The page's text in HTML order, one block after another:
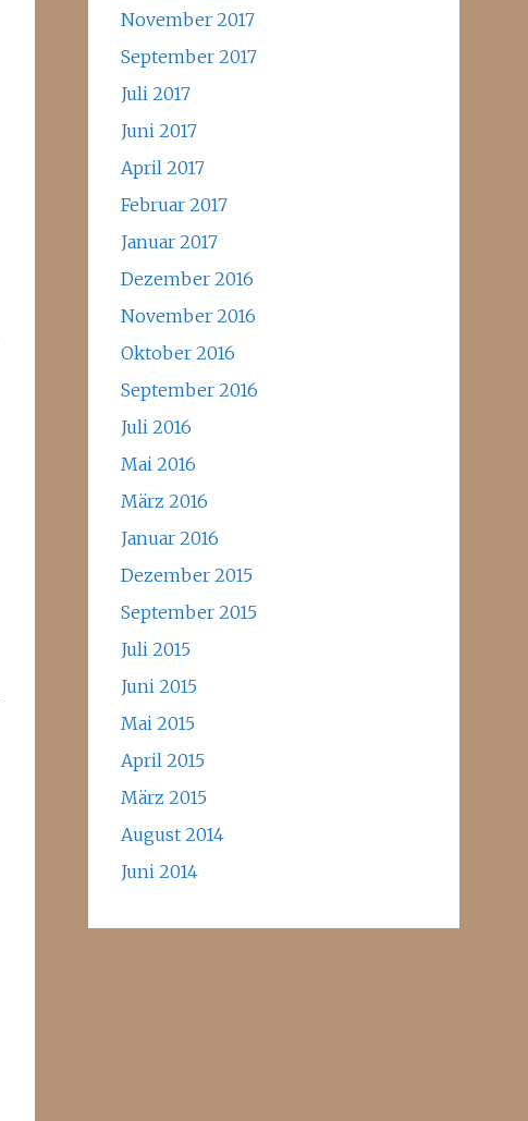
November 2017
September 2017
Juli 2017
Juni 2017
April 2017
Februar 2017
Januar 2017
Dezember 2016
November 2016
Oktober 2016
September 2016
Juli 2016
Mai 2016
März 2016
Januar 2016
Dezember 2015
September 2015
Juli 2015
Juni 2015
Mai 2015
April 2015
März 2015
August 2014
Juni 2014